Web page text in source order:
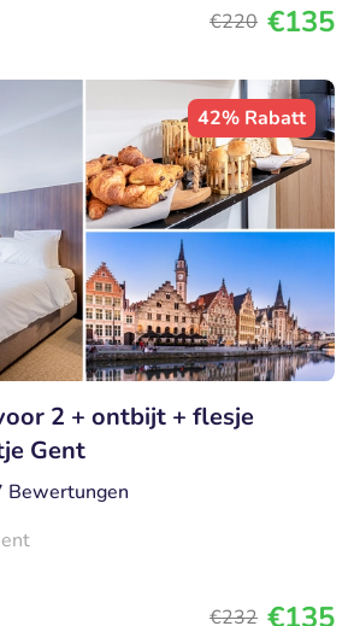
€220 €135
42% Rabatt
2 + ontbijt + flesje
Gent
Bewertungen
€232 €135